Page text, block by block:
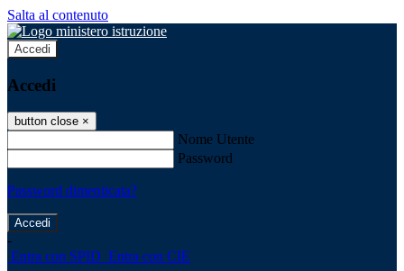
Salta al contenuto
Accedi
Accedi
button close ×
Nome Utente
Password
Password dimenticata?
-
Entra con SPID Entra con CIE